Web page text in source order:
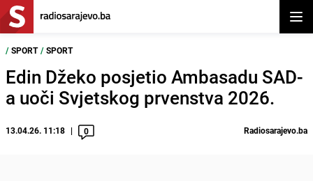
/ SPORT / SPORT
Edin Džeko posjetio Ambasadu SAD-
a uoči Svjetskog prvenstva 2026.
13.04.26. 11:18 0 Radiosarajevo.ba